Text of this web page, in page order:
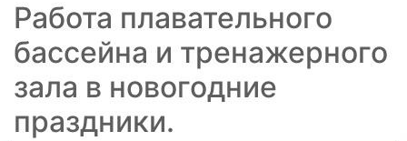
Работа плавательного
бассейна и тренажерного
зала в новогодние
праздники.